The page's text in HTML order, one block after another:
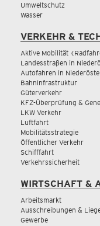
Umweltschutz
Wasser
VERKEHR &
Aktive Mobilität
Landesstraßen in
Autofahren in
Bahninfrastruktur
Güterverkehr
KFZ-Überprüfung &
LKW Verkehr
Luftfahrt
Mobilitätsstrategie
Öffentlicher Verkehr
Schifffahrt
Verkehrssicherheit
WIRTSCHAFT &
Arbeitsmarkt
Ausschreibungen &
Gewerbe